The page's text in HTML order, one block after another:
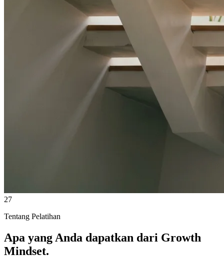
27
Tentang Pelatihan
Apa yang Anda dapatkan dari Growth
Mindset.